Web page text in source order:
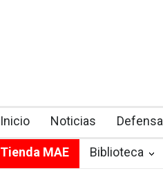
Inicio Noticias Defensa
Tienda MAE Biblioteca